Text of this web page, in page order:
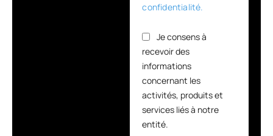
confidentialité.
Je consens à
recevoir des
informations
concernant les
activités, produits et
services liés à notre
entité.